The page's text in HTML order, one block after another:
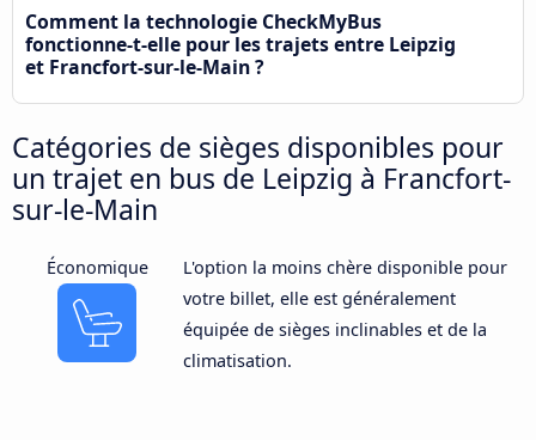
Comment la technologie CheckMyBus
fonctionne-t-elle pour les trajets entre Leipzig
et Francfort-sur-le-Main ?
Catégories de sièges disponibles pour
un trajet en bus de Leipzig à Francfort-
sur-le-Main
Économique
L'option la moins chère disponible pour
votre billet, elle est généralement
équipée de sièges inclinables et de la
climatisation.